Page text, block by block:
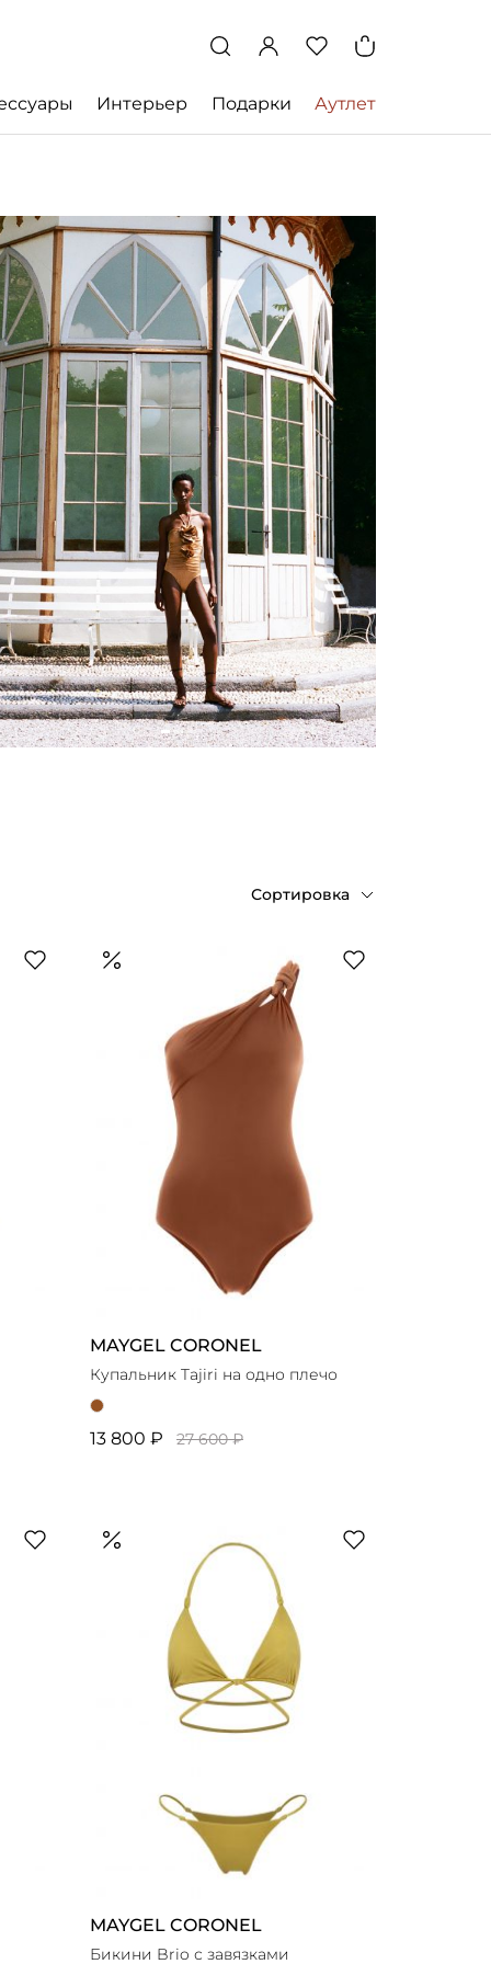
Интерьер Подарки Аутлет
Сортировка
По убыванию цены
Выбор стилиста
MAYGEL CORONEL
Купальник Tajiri на одно плечо
13 800 ₽ 27 600 ₽
MAYGEL CORONEL
Бикини Brio с завязками